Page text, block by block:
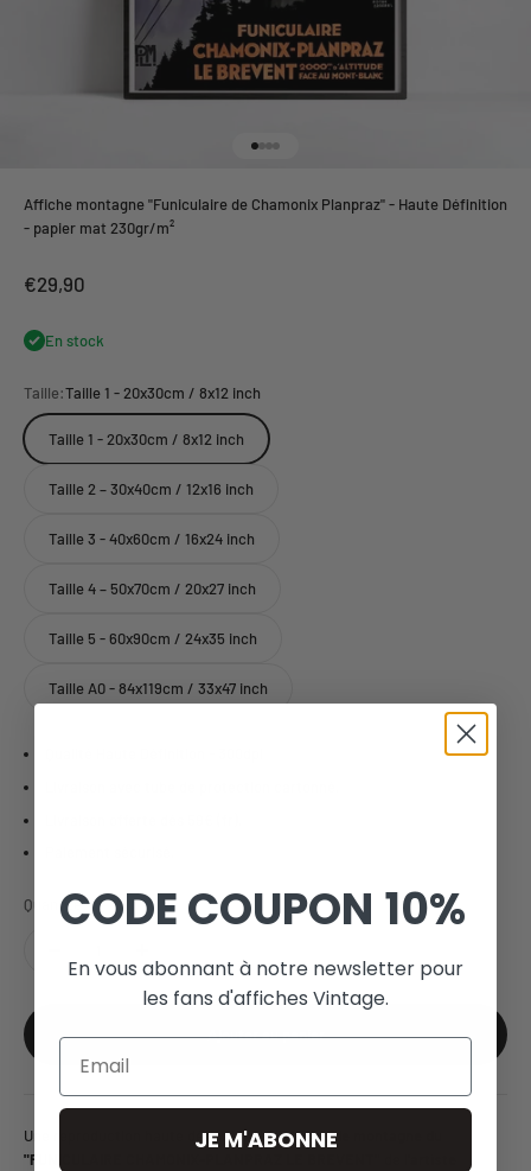
Affiche montagne "Funiculaire de Chamonix Planpraz" - Haute Définition
- papier mat 230gr/m²
Prix de vente
€29,90
En stock
Taille:Taille 1 - 20x30cm / 8x12 inch
Taille 1 - 20x30cm / 8x12 inch
Taille 2 – 30x40cm / 12x16 inch
Taille 3 - 40x60cm / 16x24 inch
Taille 4 – 50x70cm / 20x27 inch
Taille 5 - 60x90cm / 24x35 inch
Taille A0 - 84x119cm / 33x47 inch
Quantité:
Ajouter au panier
Une reproduction haute définition de l'affiche de montagne du
"FUNICULAIRE CHAMONIX-PLANPRAZ LE BREVENT"
CODE COUPON 10%
En vous abonnant à notre newsletter pour
les fans d'affiches Vintage.
Email
JE M'ABONNE